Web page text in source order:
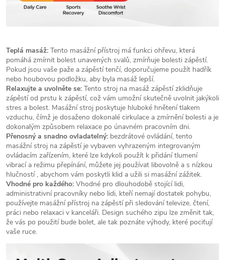
Teplá masáž: Tento masážní přístroj má funkci ohřevu, která
pomáhá zmírnit bolest unavených svalů, zmírňuje bolesti zápěstí.
Pokud jsou vaše paže a zápěstí tenčí, doporučujeme použít hadřík
nebo houbovou podložku, aby byla masáž lepší.
Relaxujte a uvolněte se: Tento stroj na masáž zápěstí zklidňuje
zápěstí od prstu k zápěstí, což vám umožní skutečně uvolnit jakýkoli
stres a bolest. Masážní stroj poskytuje hluboké hnětení tlakem
vzduchu, čímž je dosaženo dokonalé cirkulace a zmírnění bolesti a je
dokonalým způsobem relaxace po únavném pracovním dni.
Přenosný a snadno ovladatelný: bezdrátové ovládání, tento
masážní stroj na zápěstí je vybaven vyhrazeným integrovaným
ovládacím zařízením, které lze kdykoli použít k přidání tlumení
vibrací a režimu přepínání, můžete jej používat libovolně a s nízkou
hlučností , abychom vám poskytli klid a užili si masážní zážitek.
Vhodné pro každého: Vhodné pro dlouhodobě stojící lidi,
administrativní pracovníky nebo lidi, kteří nemají dostatek pohybu,
používejte masážní přístroj na zápěstí při sledování televize, čtení,
práci nebo relaxaci v kanceláři. Design suchého zipu lze změnit tak,
že vás po použití bude bolet, ale tak poznáte výhody, které pociťují
vaše ruce.